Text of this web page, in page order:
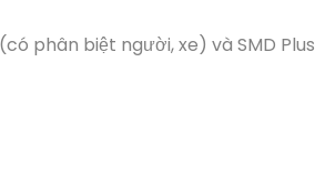
phân biệt người, xe) và SMD Plus